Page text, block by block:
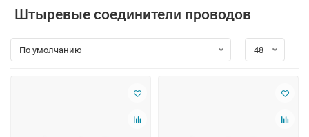
Штыревые соединители проводов